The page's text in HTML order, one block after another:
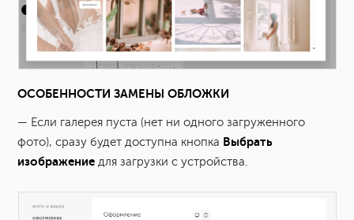
ОСОБЕННОСТИ ЗАМЕНЫ ОБЛОЖКИ
— Если галерея пуста (нет ни одного загруженного
фото), сразу будет доступна кнопка Выбрать
изображение для загрузки с устройства.